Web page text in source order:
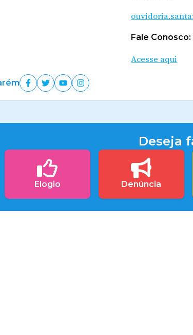
Fale Conosco:
Acesse aqui
Deseja
Elogio Denúncia